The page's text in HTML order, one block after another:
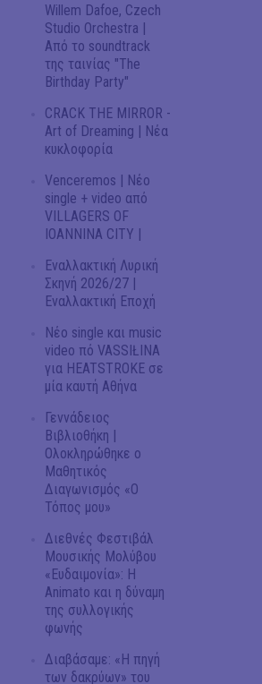
Willem Dafoe, Czech
Studio Orchestra |
Από το soundtrack
της ταινίας "The
Birthday Party"
CRACK THE MIRROR -
Art of Dreaming | Νέα
κυκλοφορία
Venceremos | Νέο
single + video από
VILLAGERS OF
IOANNINA CITY |
Εναλλακτική Λυρική
Σκηνή 2026/27 |
Εναλλακτική Εποχή
Νέο single και music
video πό VASSIŁINA
για HEATSTROKE σε
μία καυτή Αθήνα
Γεννάδειος
Βιβλιοθήκη |
Ολοκληρώθηκε ο
Μαθητικός
Διαγωνισμός «Ο
Τόπος μου»
Διεθνές Φεστιβάλ
Μουσικής Μολύβου
«Ευδαιμονία»: Η
Animato και η δύναμη
της συλλογικής
φωνής
Διαβάσαμε: «Η πηγή
των δακρύων» του